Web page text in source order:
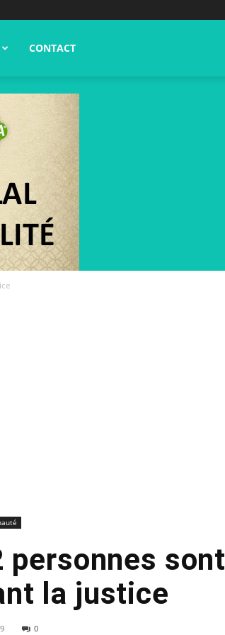
CONTACT
sont
la justice
0